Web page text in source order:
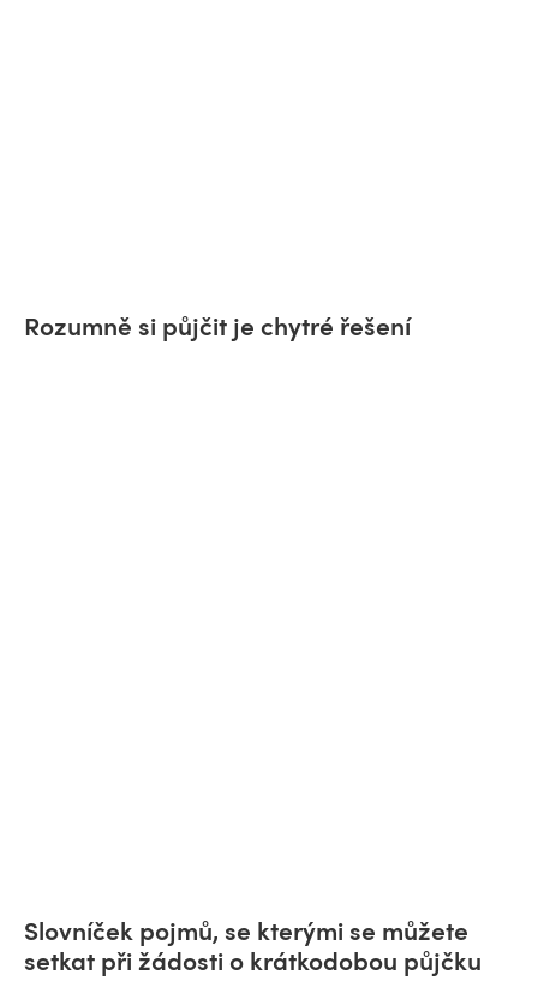
Rozumně si půjčit je chytré řešení
Slovníček pojmů, se kterými se můžete
setkat při žádosti o krátkodobou půjčku